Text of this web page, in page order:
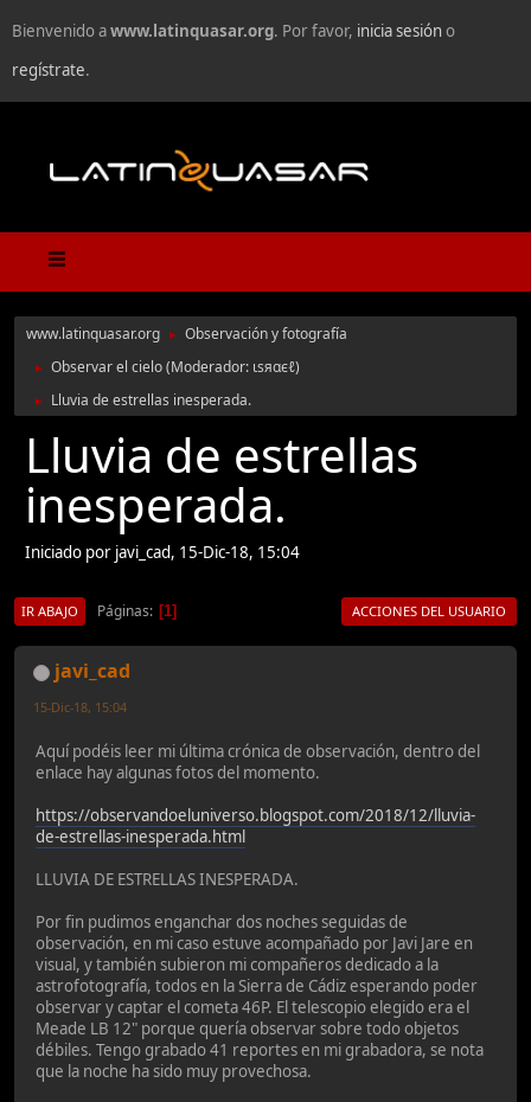
Bienvenido awww.latinquasar.org. Por favor, inicia sesióno
regístrate.
www.latinquasar.org ► Observación y fotografía
► Observar el cielo(Moderador: ιѕяαєℓ)
► Lluvia de estrellas inesperada.
Lluvia de estrellas
inesperada.
Iniciado por javi_cad, 15-Dic-18, 15:04
IR ABAJO Páginas 1 ACCIONES DEL USUARIO
javi_cad
15-Dic-18, 15:04
Aquí podéis leer mi última crónica de observación, dentro del
enlace hay algunas fotos del momento.
https://observandoeluniverso.blogspot.com/2018/12/lluvia-
de-estrellas-inesperada.html
LLUVIA DE ESTRELLAS INESPERADA.
Por fin pudimos enganchar dos noches seguidas de
observación, en mi caso estuve acompañado por Javi Jare en
visual, y también subieron mi compañeros dedicado a la
astrofotografía, todos en la Sierra de Cádiz esperando poder
observar y captar el cometa 46P. El telescopio elegido era el
Meade LB 12" porque quería observar sobre todo objetos
débiles. Tengo grabado 41 reportes en mi grabadora, se nota
que la noche ha sido muy provechosa.